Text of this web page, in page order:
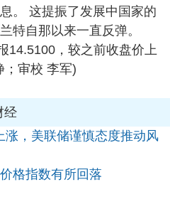
。 这提振了发展中国家的
特自那以来一直反弹。
14.5100，较之前收盘价上
；审校 李军)
经
涨，美联储谨慎态度推动风
格指数有所回落